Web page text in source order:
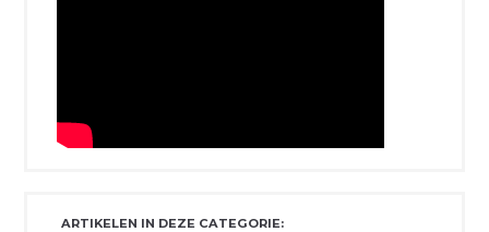
ARTIKELEN IN DEZE CATEGORIE: